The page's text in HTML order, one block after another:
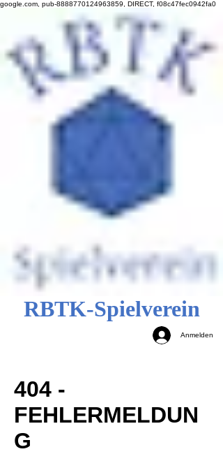
google.com, pub-8888770124963859, DIRECT, f08c47fec0942fa0
RBTK-Spielverein
Anmelden
404 -
FEHLERMELDUN
G